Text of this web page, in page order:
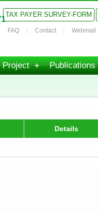
TAX PAYER SURVEY-FORM
FAQ Contact Webmail
Project Publications
Details